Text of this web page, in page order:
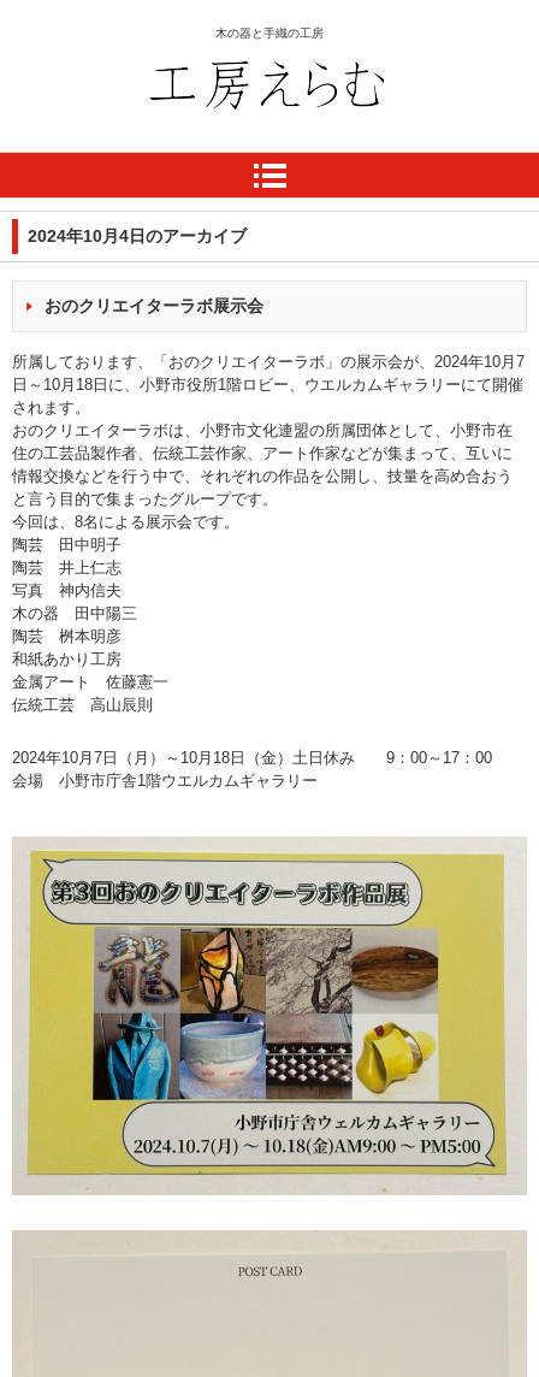
木の器と手織の工房
2024年10月4日のアーカイブ
おのクリエイターラボ展示会
所属しております、「おのクリエイターラボ」の展示会が、2024年10月7
日～10月18日に、小野市役所1階ロビー、ウエルカムギャラリーにて開催
されます。
おのクリエイターラボは、小野市文化連盟の所属団体として、小野市在
住の工芸品製作者、伝統工芸作家、アート作家などが集まって、互いに
情報交換などを行う中で、それぞれの作品を公開し、技量を高め合おう
と言う目的で集まったグループです。
今回は、8名による展示会です。
陶芸 田中明子
陶芸 井上仁志
写真 神内信夫
木の器 田中陽三
陶芸 桝本明彦
和紙あかり工房
金属アート 佐藤憲一
伝統工芸 高山辰則
2024年10月7日（月）～10月18日（金）土日休み 9：00～17：00
会場 小野市庁舎1階ウエルカムギャラリー